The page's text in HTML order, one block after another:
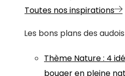
Toutes nos inspirations
Les bons plans des audois
Thème Nature: 4
bouger en pleine